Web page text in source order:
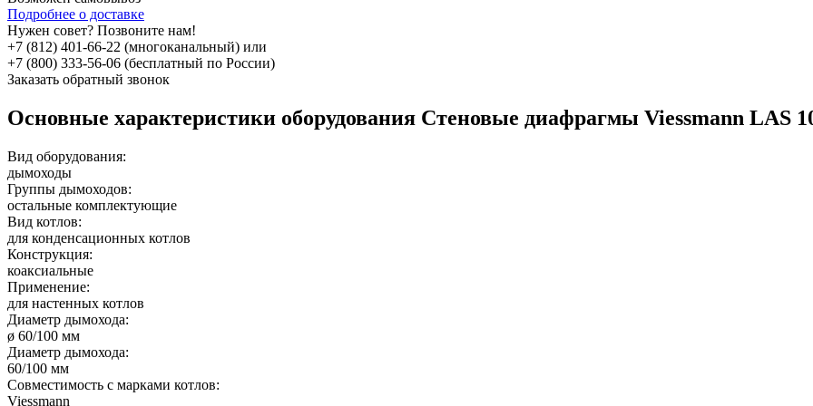
Подробнее о доставке
Нужен совет? Позвоните нам!
+7 (812) 401-66-22 (многоканальный) или
+7 (800) 333-56-06 (бесплатный по России)
Заказать обратный звонок
Основные характеристики оборудования Стеновые диафрагмы Viessmann LAS
Вид оборудования:
дымоходы
Группы дымоходов:
остальные комплектующие
Вид котлов:
для конденсационных котлов
Конструкция:
коаксиальные
Применение:
для настенных котлов
Диаметр дымохода:
ø 60/100 мм
Диаметр дымохода:
60/100 мм
Совместимость с марками котлов:
Viessmann